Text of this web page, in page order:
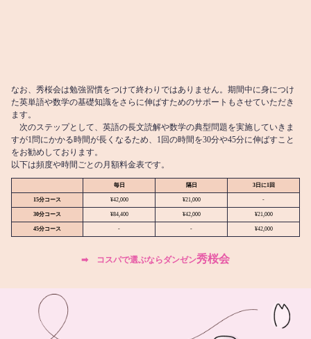
なお、秀桜会は勉強習慣をつけて終わりではありません。期間中に身につけ
た英単語や数学の基礎知識をさらに伸ばすためのサポートもさせていただき
ます。
次のステップとして、英語の長文読解や数学の典型問題を実施していきま
すが1問にかかる時間が長くなるため、1回の時間を30分や45分に伸ばすこと
をお勧めしております。
以下は頻度や時間ごとの月額料金表です。
毎日 隔日 3日に1回
15分コース ¥42,000 ¥21,000 -
30分コース ¥84,400 ¥42,000 ¥21,000
45分コース - - ¥42,000
➡︎ コスパで選ぶならダンゼン秀桜会